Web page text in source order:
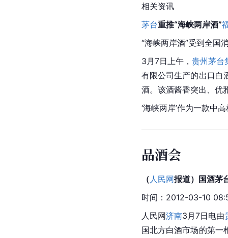
相关资讯
茅台重推“海峡两岸酒”
“海峡两岸酒”受到全国
3月7日上午，贵州茅台
有限公司生产的出口白
酒。该酒酱香突出、优
‘海峡两岸’作为一款中
品酒会
（ 人民网报道）国酒茅
时间：2012-03-10
人民网济南3月7日电由
国北方白酒市场的第一